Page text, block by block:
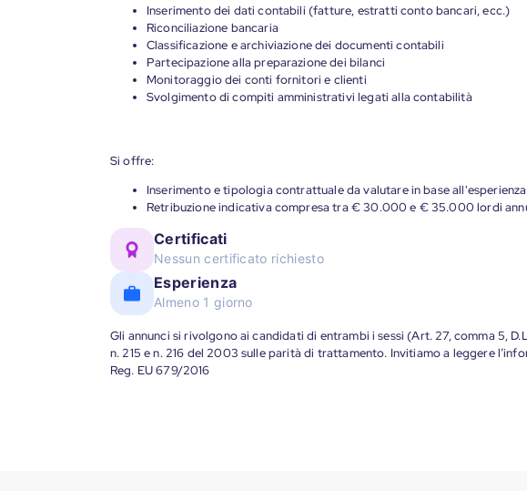
Inserimento dei dati contabili (fatture, estratti conto bancari, ecc.)
Riconciliazione bancaria
Classificazione e archiviazione dei documenti contabili
Partecipazione alla preparazione dei bilanci
Monitoraggio dei conti fornitori e clienti
Svolgimento di compiti amministrativi legati alla contabilità
Si offre:
Inserimento e tipologia contrattuale da valutare in base
Retribuzione indicativa compresa tra € 30.000 e € 35.000 lordi
Certificati
Nessun certificato richiesto
Esperienza
Almeno 1 giorno
Gli annunci si rivolgono ai candidati di entrambi i sessi (Art. 27, comma 5,
n. 215 e n. 216 del 2003 sulle parità di trattamento. Invitiamo a leggere
Reg. EU 679/2016